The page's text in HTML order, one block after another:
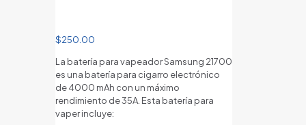
$250.00
La batería para vapeador Samsung 21700
es una batería para cigarro electrónico
de 4000 mAh con un máximo
rendimiento de 35A. Esta batería para
vaper incluye: